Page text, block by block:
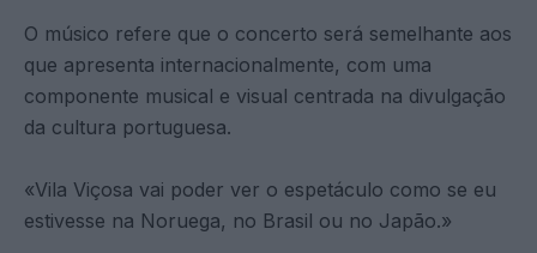
O músico refere que o concerto será semelhante aos
que apresenta internacionalmente, com uma
componente musical e visual centrada na divulgação
da cultura portuguesa.
«Vila Viçosa vai poder ver o espetáculo como se eu
estivesse na Noruega, no Brasil ou no Japão.»